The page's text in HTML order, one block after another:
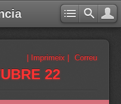
Correu
| Imprimeix |
22